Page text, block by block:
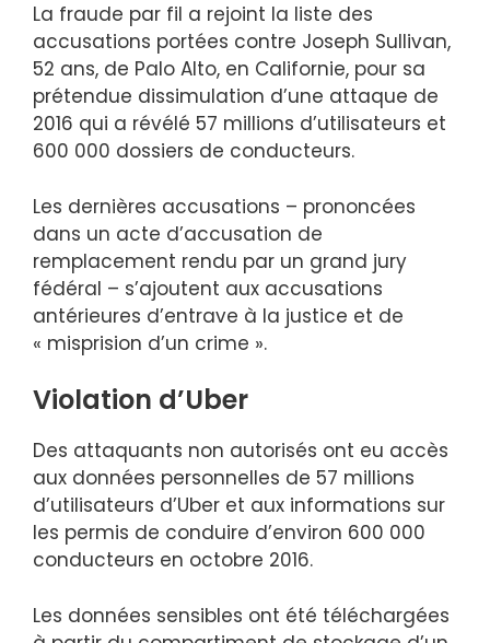
La fraude par fil a rejoint la liste des
accusations portées contre Joseph Sullivan,
52 ans, de Palo Alto, en Californie, pour sa
prétendue dissimulation d’une attaque de
2016 qui a révélé 57 millions d’utilisateurs et
600 000 dossiers de conducteurs.
Les dernières accusations – prononcées
dans un acte d’accusation de
remplacement rendu par un grand jury
fédéral – s’ajoutent aux accusations
antérieures d’entrave à la justice et de
« misprision d’un crime ».
Violation d’Uber
Des attaquants non autorisés ont eu accès
aux données personnelles de 57 millions
d’utilisateurs d’Uber et aux informations sur
les permis de conduire d’environ 600 000
conducteurs en octobre 2016.
Les données sensibles ont été téléchargées